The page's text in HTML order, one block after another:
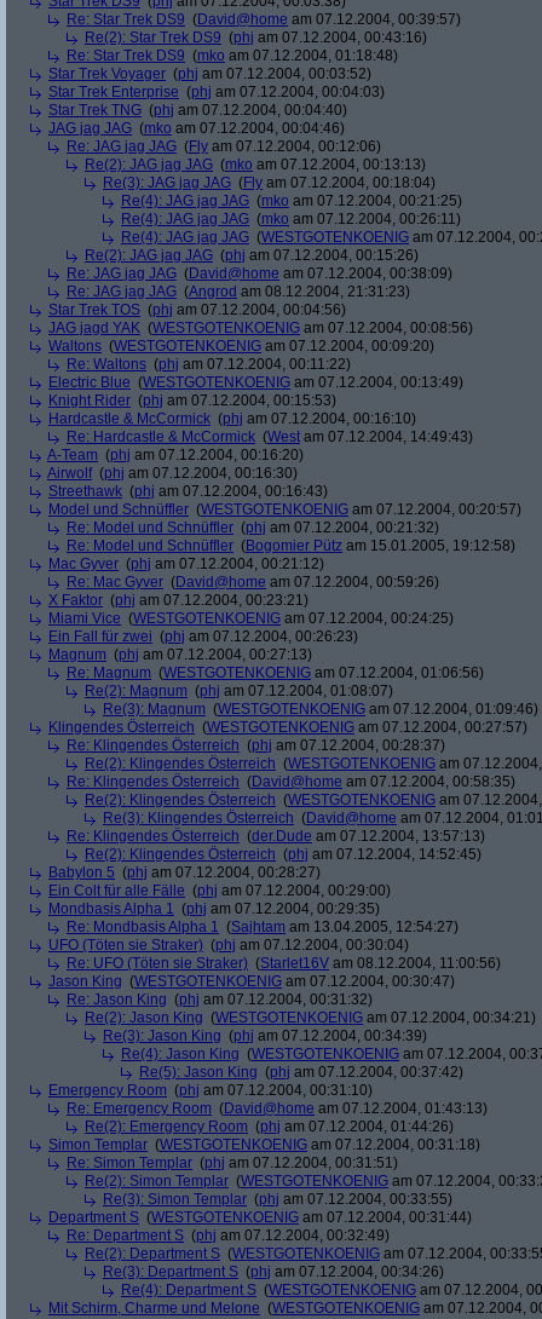
Re: Star Trek DS9 (David@home am 07.12.2004, 00:39:57)
Re(2): Star Trek DS9 (phj am 07.12.2004, 00:43:16)
Re: Star Trek DS9 (mko am 07.12.2004, 01:18:48)
Star Trek Voyager (phj am 07.12.2004, 00:03:52)
Star Trek Enterprise (phj am 07.12.2004, 00:04:03)
Star Trek TNG (phj am 07.12.2004, 00:04:40)
JAG jag JAG (mko am 07.12.2004, 00:04:46)
Re: JAG jag JAG (Fly am 07.12.2004, 00:12:06)
Re(2): JAG jag JAG (mko am 07.12.2004, 00:13:13)
Re(3): JAG jag JAG (Fly am 07.12.2004, 00:18:04)
Re(4): JAG jag JAG (mko am 07.12.2004, 00:21:25)
Re(4): JAG jag JAG (mko am 07.12.2004, 00:26:11)
Re(4): JAG jag JAG (WESTGOTENKOENIG am 07.12.2004,
Re(2): JAG jag JAG (phj am 07.12.2004, 00:15:26)
Re: JAG jag JAG (David@home am 07.12.2004, 00:38:09)
Re: JAG jag JAG (Angrod am 08.12.2004, 21:31:23)
Star Trek TOS (phj am 07.12.2004, 00:04:56)
JAG jagd YAK (WESTGOTENKOENIG am 07.12.2004, 00:08:56)
Waltons (WESTGOTENKOENIG am 07.12.2004, 00:09:20)
Re: Waltons (phj am 07.12.2004, 00:11:22)
Electric Blue (WESTGOTENKOENIG am 07.12.2004, 00:13:49)
Knight Rider (phj am 07.12.2004, 00:15:53)
Hardcastle & McCormick (phj am 07.12.2004, 00:16:10)
Re: Hardcastle & McCormick (West am 07.12.2004, 14:49:43)
A-Team (phj am 07.12.2004, 00:16:20)
Airwolf(phj am 07.12.2004, 00:16:30)
Streethawk (phj am 07.12.2004, 00:16:43)
Model und Schnüffler (WESTGOTENKOENIG am 07.12.2004, 00:20:57)
Re: Model und Schnüffler (phj am 07.12.2004, 00:21:32)
Re: Model und Schnüffler (Bogomier Pütz am 15.01.2005, 19:12:58)
Mac Gyver (phj am 07.12.2004, 00:21:12)
Re: Mac Gyver (David@home am 07.12.2004, 00:59:26)
X Faktor (phj am 07.12.2004, 00:23:21)
Miami Vice (WESTGOTENKOENIG am 07.12.2004, 00:24:25)
Ein Fall für zwei (phj am 07.12.2004, 00:26:23)
Magnum (phj am 07.12.2004, 00:27:13)
Re: Magnum (WESTGOTENKOENIG am 07.12.2004, 01:06:56)
Re(2): Magnum (phj am 07.12.2004, 01:08:07)
Re(3): Magnum (WESTGOTENKOENIG am 07.12.2004, 01:09:46)
Klingendes Österreich (WESTGOTENKOENIG am 07.12.2004, 00:27:57)
Re: Klingendes Österreich (phj am 07.12.2004, 00:28:37)
Re(2): Klingendes Österreich (WESTGOTENKOENIG am
Re: Klingendes Österreich (David@home am 07.12.2004, 00:58:35)
Re(2): Klingendes Österreich (WESTGOTENKOENIG am
Re(3): Klingendes Österreich (David@home am 07.12.2004,
Re: Klingendes Österreich (der.Dude am 07.12.2004, 13:57:13)
Re(2): Klingendes Österreich (phj am 07.12.2004, 14:52:45)
Babylon 5 (phj am 07.12.2004, 00:28:27)
Ein Colt für alle Fälle (phj am 07.12.2004, 00:29:00)
Mondbasis Alpha 1 (phj am 07.12.2004, 00:29:35)
Re: Mondbasis Alpha 1 (Sajhtam am 13.04.2005, 12:54:27)
UFO (Töten sie Straker) (phj am 07.12.2004, 00:30:04)
Re: UFO (Töten sie Straker) (Starlet16V am 08.12.2004, 11:00:56)
Jason King (WESTGOTENKOENIG am 07.12.2004, 00:30:47)
Re: Jason King (phj am 07.12.2004, 00:31:32)
Re(2): Jason King (WESTGOTENKOENIG am 07.12.2004, 00:34:21)
Re(3): Jason King (phj am 07.12.2004, 00:34:39)
Re(4): Jason King (WESTGOTENKOENIG am 07.12.2004,
Re(5): Jason King (phj am 07.12.2004, 00:37:42)
Emergency Room (phj am 07.12.2004, 00:31:10)
Re: Emergency Room (David@home am 07.12.2004, 01:43:13)
Re(2): Emergency Room (phj am 07.12.2004, 01:44:26)
Simon Templar (WESTGOTENKOENIG am 07.12.2004, 00:31:18)
Re: Simon Templar (phj am 07.12.2004, 00:31:51)
Re(2): Simon Templar (WESTGOTENKOENIG am 07.12.2004,
Re(3): Simon Templar (phj am 07.12.2004, 00:33:55)
Department S (WESTGOTENKOENIG am 07.12.2004, 00:31:44)
Re: Department S (phj am 07.12.2004, 00:32:49)
Re(2): Department S (WESTGOTENKOENIG am 07.12.2004,
Re(3): Department S (phj am 07.12.2004, 00:34:26)
Re(4): Department S (WESTGOTENKOENIG am 07.12.2004,
Mit Schirm, Charme und Melone (WESTGOTENKOENIG am 07.12.2004,